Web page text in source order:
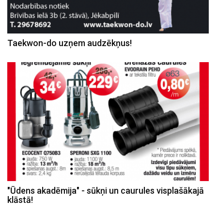
Taekwon-do uzņem audzēkņus!
"Ūdens akadēmija" - sūkņi un caurules visplašākajā
klāstā!